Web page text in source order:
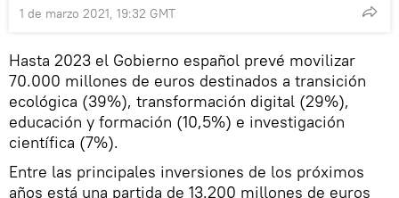
1 de marzo 2021, 19:32 GMT
Hasta 2023 el Gobierno español prevé movilizar
70.000 millones de euros destinados a transición
ecológica (39%), transformación digital (29%),
educación y formación (10,5%) e investigación
científica (7%).
Entre las principales inversiones de los próximos
años está una partida de 13.200 millones de euros